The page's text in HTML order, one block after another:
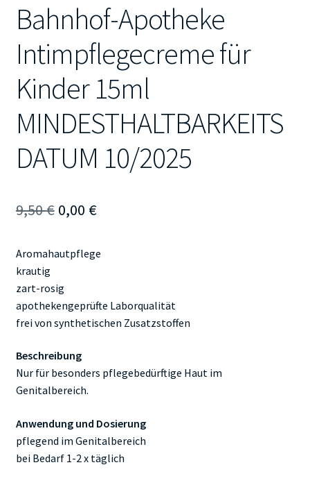
Bahnhof-Apotheke
Intimpflegecreme für
Kinder 15ml
MINDESTHALTBARKEITS
DATUM 10/2025
9,50€ Ursprünglicher
war:
9,50 €
0,00 €Aktueller
ist:
Aromahautpflege
krautig
zart-rosig
apothekengeprüfte Laborqualität
frei von synthetischen Zusatzstoffen
Beschreibung
Nur für besonders pflegebedürftige Haut im
Genitalbereich.
Anwendung und Dosierung
pflegend im Genitalbereich
bei Bedarf 1-2 x täglich